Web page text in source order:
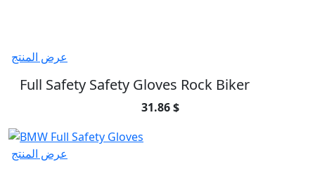
عرض المنتج
Full Safety Safety Gloves Rock Biker
31.86 $
عرض المنتج